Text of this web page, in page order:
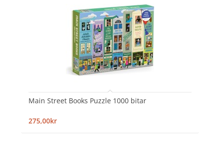
Main Street Books Puzzle 1000 bitar
275,00kr